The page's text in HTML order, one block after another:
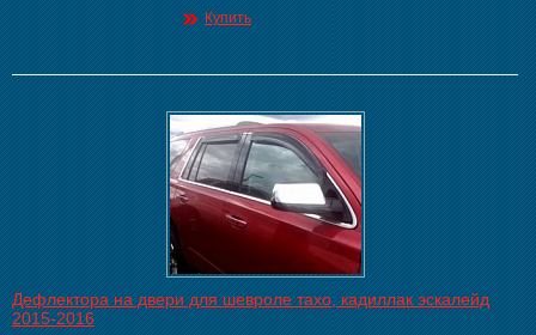
Купить
Дефлектора на двери для шевроле тахо, кадиллак эскалейд
2015-2016